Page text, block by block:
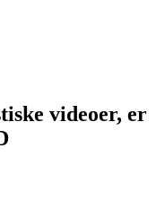
videoer, er